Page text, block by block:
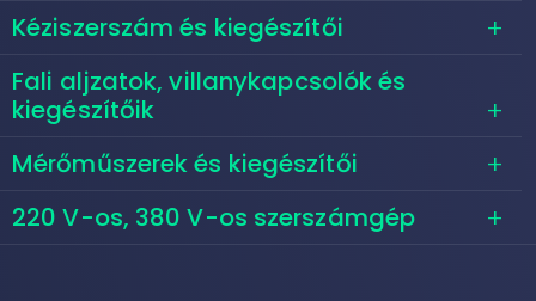
Kéziszerszám és kiegészítői
Fali aljzatok, villanykapcsolók és
kiegészítőik
Mérőműszerek és kiegészítői
220 V-os, 380 V-os szerszámgép